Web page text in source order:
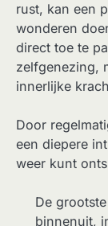
rust, kan een
wonderen
direct toe te
zelfgenezing,
innerlijke
Door
een diepere
weer kunt
De
binnenuit,